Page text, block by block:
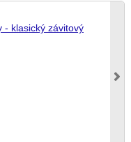
- klasický závitový